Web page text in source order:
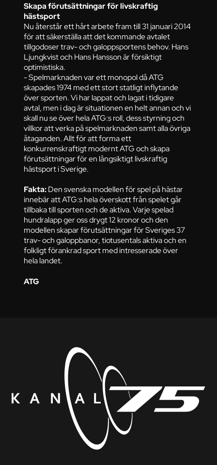
Skapa förutsättningar för livskraftig
hästsport
Nu återstår ett hårt arbete fram till 31 januari 2014
för att säkerställa att det kommande avtalet
tillgodoser trav- och galoppsportens behov. Hans
Ljungkvist och Hans Hansson är försiktigt
optimistiska.
- Spelmarknaden var ett monopol då ATG
skapades 1974 med ett stort statligt inflytande
över sporten. Vi har lappat och lagat i tidigare
avtal, men i dag är situationen en helt annan och vi
skall nu se över hela ATG:s roll, dess styrning och
villkor att verka på spelmarknaden samt alla övriga
åtaganden. Allt för att forma ett
konkurrenskraftigt modernt ATG och skapa
förutsättningar för en långsiktigt livskraftig
hästsport i Sverige.
Fakta:Den svenska modellen för spel på hästar
innebär att ATG:s hela överskott från spelet går
tillbaka till sporten och de aktiva. Varje spelad
hundralapp ger oss drygt 12 kronor och den
modellen skapar förutsättningar för Sveriges 37
trav- och galoppbanor, tiotusentals aktiva och en
folkligt förankrad sport med intresserade över
hela landet.
ATG